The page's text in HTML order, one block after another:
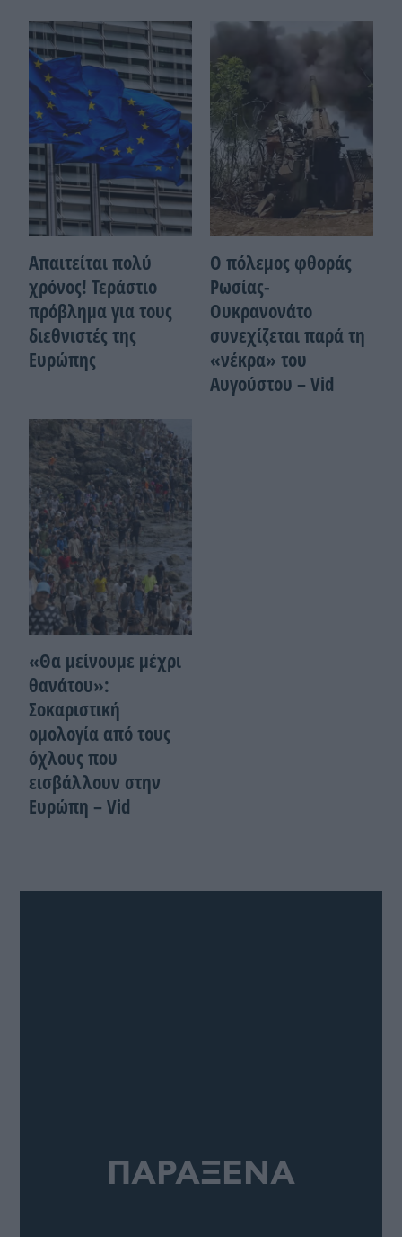
Απαιτείται πολύ
χρόνος! Τεράστιο
πρόβλημα για τους
διεθνιστές της
Ευρώπης
Ο πόλεμος φθοράς
Ρωσίας-
Ουκρανονάτο
συνεχίζεται παρά τη
«νέκρα» του
Αυγούστου – Vid
«Θα μείνουμε μέχρι
θανάτου»:
Σοκαριστική
ομολογία από τους
όχλους που
εισβάλλουν στην
Ευρώπη – Vid
ΠΑΡΑΞΕΝΑ